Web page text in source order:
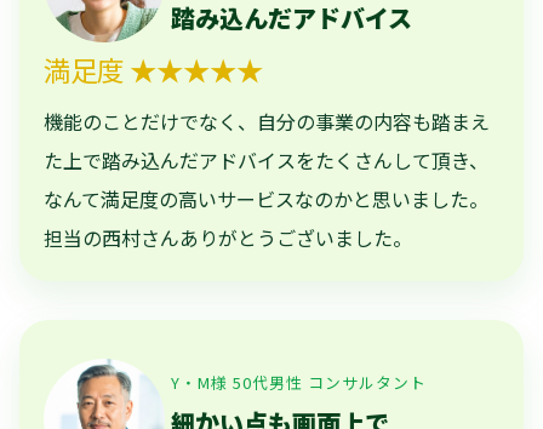
踏み込んだアドバイス
満足度 ★★★★★
機能のことだけでなく、自分の事業の内容も踏まえ
た上で踏み込んだアドバイスをたくさんして頂き、
なんて満足度の高いサービスなのかと思いました。
担当の西村さんありがとうございました。
Y・M様 50代男性 コンサルタント